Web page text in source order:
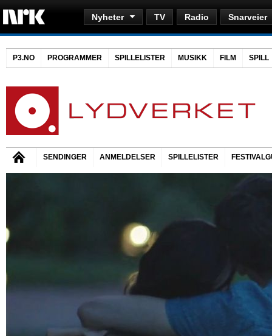
Nyheter TV Radio Snarveier
P3.NO PROGRAMMER SPILLELISTER MUSIKK FILM SPILL
SENDINGER ANMELDELSER SPILLELISTER